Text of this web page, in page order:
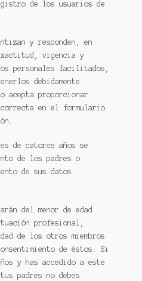
de los usuarios de
y responden, en
vigencia y
personales facilitados,
debidamente
acepta proporcionar
correcta en el formulario
de catorce años se
de los padres o
de sus datos
del menor de edad
profesional,
de los otros miembros
de éstos. Si
y has accedido a este
padres no debes